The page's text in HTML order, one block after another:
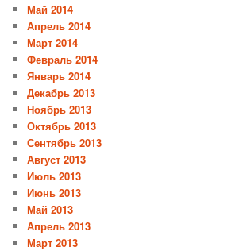
Май 2014
Апрель 2014
Март 2014
Февраль 2014
Январь 2014
Декабрь 2013
Ноябрь 2013
Октябрь 2013
Сентябрь 2013
Август 2013
Июль 2013
Июнь 2013
Май 2013
Апрель 2013
Март 2013